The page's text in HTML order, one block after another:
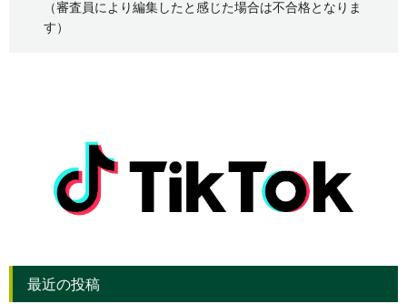
（審査員により編集したと感じた場合は不合格となりま
す）